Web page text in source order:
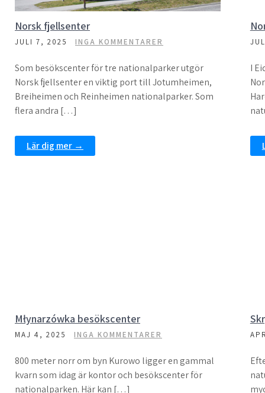
Norsk fjellsenter
JULI 7, 2025 INGA KOMMENTARER
Som besökscenter för tre nationalparker utgör
Norsk fjellsenter en viktig port till Jotumheimen,
Breiheimen och Reinheimen nationalparker. Som
flera andra […]
Lär dig mer →
I
Młynarzówka besökscenter
MAJ 4, 2025 INGA KOMMENTARER
800 meter norr om byn Kurowo ligger en gammal
kvarn som idag är kontor och besökscenter för
nationalparken. Här kan […]